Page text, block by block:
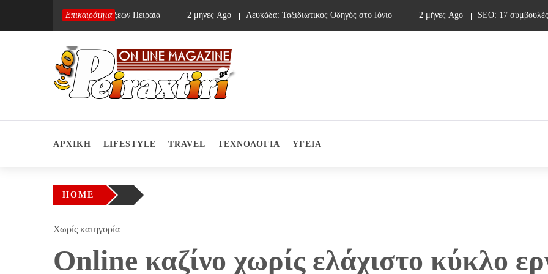
Επικαιρότητα
Συνεργείο Αποφράξεων Πειραιά 2 μήνες Ago Λευκάδα: Ταξιδιωτικός Οδηγός στο Ιόνιο 2 μήνες Ago SEO: 17 συμβουλές
Το Πειραχτήρι
ΑΡΧΙΚΗ LIFESTYLE TRAVEL ΤΕΧΝΟΛΟΓΙΑ ΥΓΕΙΑ
HOME
Χωρίς κατηγορία
Online καζίνο χωρίς ελάχιστο κύκλο